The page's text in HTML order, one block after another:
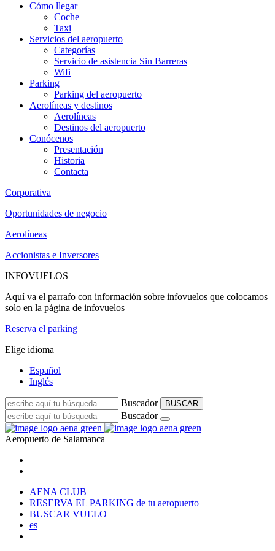
Cómo llegar
Coche
Taxi
Servicios del aeropuerto
Categorías
Servicio de asistencia Sin Barreras
Wifi
Parking
Parking del aeropuerto
Aerolíneas y destinos
Aerolíneas
Destinos del aeropuerto
Conócenos
Presentación
Historia
Contacta
Corporativa
Oportunidades de negocio
Aerolíneas
Accionistas e Inversores
INFOVUELOS
Aquí va el parrafo con información sobre infovuelos que colocamos
solo en la página de infovuelos
Reserva el parking
Elige idioma
Español
Inglés
Buscador BUSCAR
Buscador
Aeropuerto de Salamanca
AENA CLUB
RESERVA EL PARKING de tu aeropuerto
BUSCAR VUELO
es